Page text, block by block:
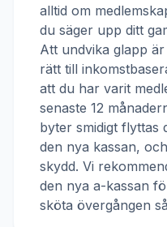
alltid om
du säger upp ditt
Att undvika glapp
rätt till
att du har varit
senaste 12
byter smidigt flyttas
den nya kassan,
skydd. Vi
den nya a-kassan
sköta övergången